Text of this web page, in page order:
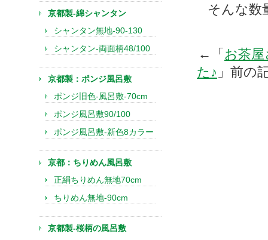
そんな数
←「 お茶
た♪ 」前
京都製-綿シャンタン
シャンタン無地-90-130
シャンタン-両面柄48/100
京都製：ポンジ風呂敷
ポンジ旧色-風呂敷-70cm
ポンジ風呂敷90/100
ポンジ風呂敷-新色8カラー
京都：ちりめん風呂敷
正絹ちりめん無地70cm
ちりめん無地-90cm
京都製-桜柄の風呂敷